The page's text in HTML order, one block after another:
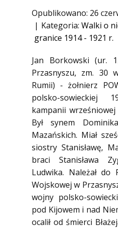
Ofiary zbrodni
Antykomunistyczne
Opozycja
Artyści
Badacze
Społecznicy
Opublikowano: 26
Kategoria: Walki o
granice 1914 - 1921 r.
Jan Borkowski (ur.
Przasnyszu, zm. 30
Rumii) - żołnierz
polsko-sowieckiej
kampanii
Był synem
Mazańskich. Miał
siostry Stanisławę,
braci Stanisława
Ludwika. Należał do
Wojskowej w
wojny polsko-
pod Kijowem i nad
ocalił od śmierci